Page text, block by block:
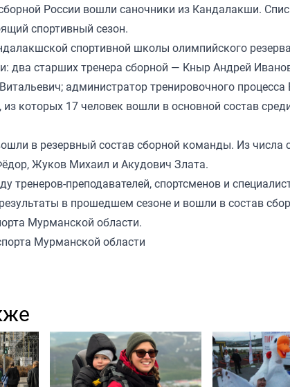
России вошли саночники из Кандалакши.
спортивный сезон.
спортивной школы олимпийского
два старших тренера сборной — Кныр Андрей
администратор тренировочного
которых 17 человек вошли в основной состав
в резервный состав сборной команды. Из числа
Жуков Михаил и Акудович Злата.
тренеров-преподавателей, спортсменов и
в прошедшем сезоне и вошли в состав
Мурманской области.
Мурманской области